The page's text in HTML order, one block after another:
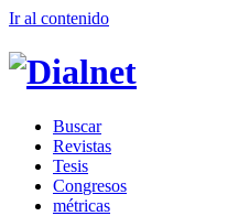
Ir al contenido
Buscar
Revistas
Tesis
Congresos
métricas